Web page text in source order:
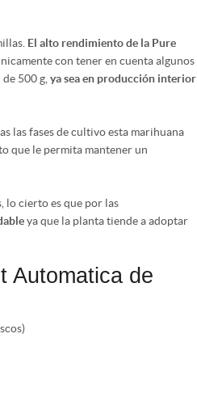
El alto rendimiento de la Pure
con tener en cuenta algunos
500 g,ya sea en producción interior
las fases de cultivo esta marihuana
que le permita mantener un
lo cierto es que por las
ya que la planta tiende a adoptar
Automatica de